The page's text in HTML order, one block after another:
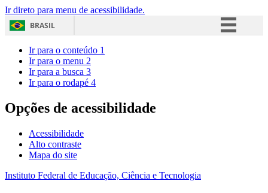
Ir direto para menu de acessibilidade.
BRASIL
Acesso à informação
Ir para o conteúdo 1
Ir para o menu 2
Ir para a busca 3
Ir para o rodapé 4
Opções de acessibilidade
Acessibilidade
Alto contraste
Mapa do site
Instituto Federal de Educação, Ciência e Tecnologia